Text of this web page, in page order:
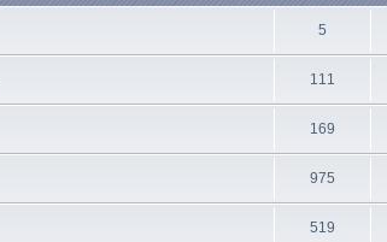
5
111
169
975
519